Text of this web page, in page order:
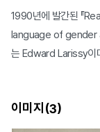
1990년에 발간된 『
language of gender
는 Edward Larissy이
이미지(3)